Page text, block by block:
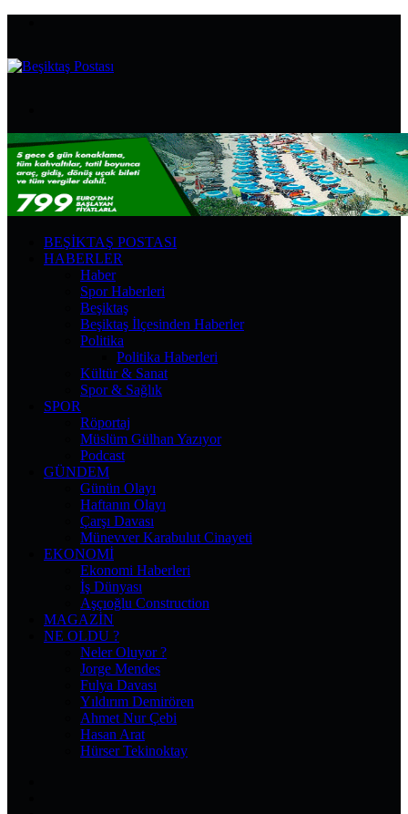
...
BEŞIKTAŞ POSTASI
HABERLER
Haber
Spor Haberleri
Beşiktaş
Beşiktaş İlçesinden Haberler
Politika
Politika Haberleri
Kültür & Sanat
Spor & Sağlık
SPOR
Röportaj
Müslüm Gülhan Yazıyor
Podcast
GÜNDEM
Günün Olayı
Haftanın Olayı
Çarşı Davası
Münevver Karabulut Cinayeti
EKONOMI
Ekonomi Haberleri
İş Dünyası
Aşçıoğlu Construction
MAGAZIN
NE OLDU ?
Neler Oluyor ?
Jorge Mendes
Fulya Davası
Yıldırım Demirören
Ahmet Nur Çebi
Hasan Arat
Hürser Tekinoktay